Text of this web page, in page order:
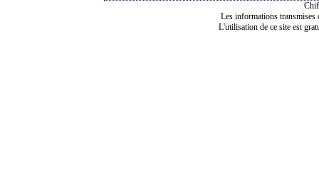
Les informations transmises
L'utilisation de ce site est